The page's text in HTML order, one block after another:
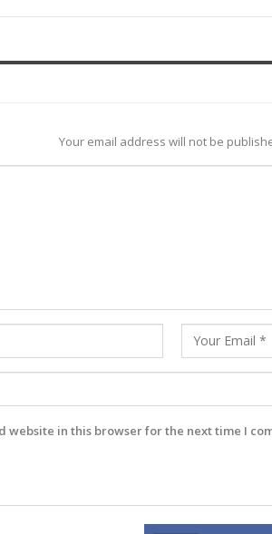
Your email address will not be
website in this browser for the next time I